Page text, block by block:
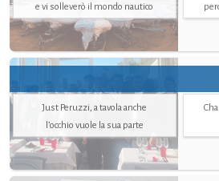
e vi solleverò il mondo nautico
Just Peruzzi, a tavola anche
l’occhio vuole la sua parte